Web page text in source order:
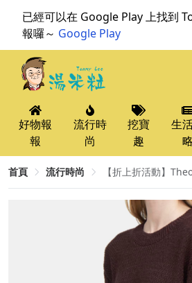
已經可以在 Google Play 上找到
報囉～ Google Play
好物報
報
流行時
尚
挖寶
趣
生
略
首頁 流行時尚 【折上折活動】